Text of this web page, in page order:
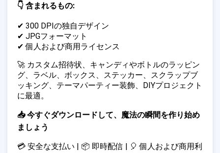
👇 含まれるもの:
✔ 300 DPIの独自デザイン
✔ JPGフォーマット
✔ 個人および商用ライセンス
🚀 カスタム招待状、キャンディやボトルのラッピン
グ、ラベル、ボックス、ステッカー、スクラップブ
ッキング、テーマパーティー装飾、DIYプロジェクト
に最適。
📥 今すぐダウンロードして、魔法の瞬間を作り始め
ましょう
💳 安全な支払い | 📦 即時配信 | 🎈 個人および商用利